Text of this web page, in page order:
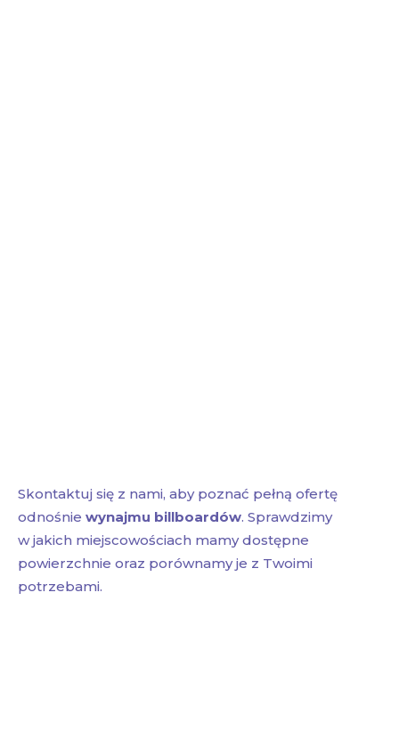
Skontaktuj się z nami, aby poznać pełną ofertę
odnośnie wynajmu billboardów. Sprawdzimy
w jakich miejscowościach mamy dostępne
powierzchnie oraz porównamy je z Twoimi
potrzebami.